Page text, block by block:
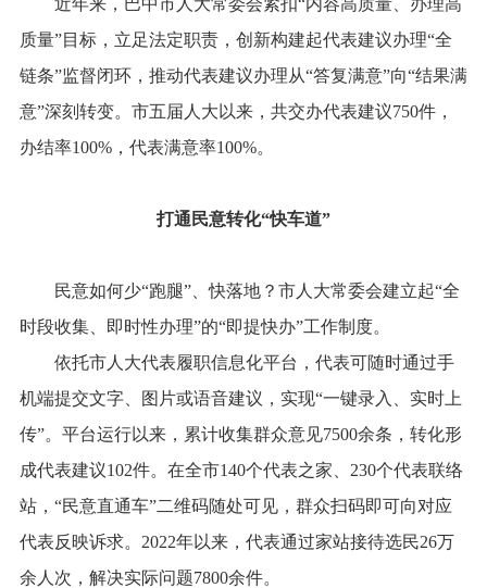
质量”目标，立足法定职责，创新构建起代表建议办理“全
链条”监督闭环，推动代表建议办理从“答复满意”向“结果满
意”深刻转变。市五届人大以来，共交办代表建议750件，
办结率100%，代表满意率100%。
打通民意转化“快车道”
民意如何少“跑腿”、快落地？市人大常委会建立起“全
时段收集、即时性办理”的“即提快办”工作制度。
依托市人大代表履职信息化平台，代表可随时通过手
机端提交文字、图片或语音建议，实现“一键录入、实时上
传”。平台运行以来，累计收集群众意见7500余条，转化形
成代表建议102件。在全市140个代表之家、230个代表联络
站，“民意直通车”二维码随处可见，群众扫码即可向对应
代表反映诉求。2022年以来，代表通过家站接待选民26万
余人次，解决实际问题7800余件。